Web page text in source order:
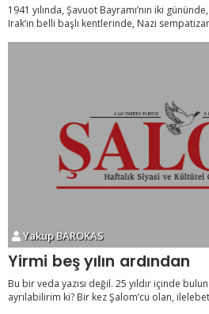
1941 yılında, Şavuot Bayramı’nın iki
Irak’ın belli başlı kentlerinde, Nazi
Yakup BAROKAS
Yirmi beş yılın ardından
Bu bir veda yazısı değil. 25 yıldır içinde
ayrılabilirim ki? Bir kez Şalom’cu olan,